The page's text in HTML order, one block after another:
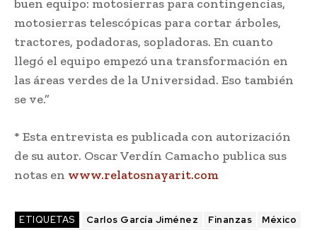
buen equipo: motosierras para contingencias,
motosierras telescópicas para cortar árboles,
tractores, podadoras, sopladoras. En cuanto
llegó el equipo empezó una transformación en
las áreas verdes de la Universidad. Eso también
se ve.”
* Esta entrevista es publicada con autorización
de su autor. Oscar Verdín Camacho publica sus
notas en www.relatosnayarit.com
ETIQUETAS Carlos García Jiménez Finanzas
México